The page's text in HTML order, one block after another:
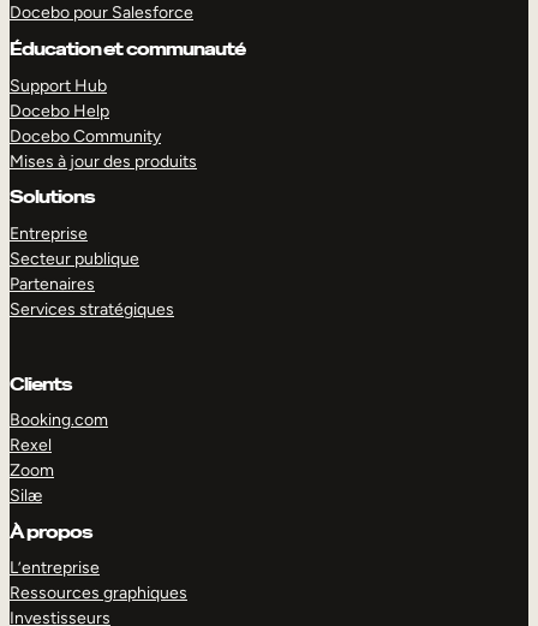
Docebo pour Salesforce
Éducation et communauté
Support Hub
Docebo Help
Docebo Community
Mises à jour des produits
Solutions
Entreprise
Secteur publique
Partenaires
Services stratégiques
Clients
Booking.com
Rexel
Zoom
Silæ
À propos
L’entreprise
Ressources graphiques
Investisseurs